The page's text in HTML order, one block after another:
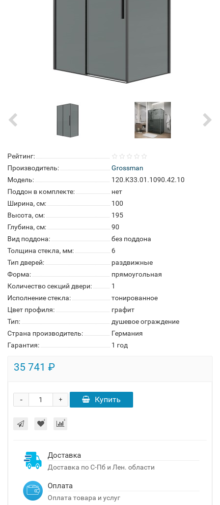
Рейтинг:
Производитель:
Grossman
Модель:
120.K33.01.1090.42.10
Поддон в комплекте:
нет
Ширина, см:
100
Высота, см:
195
Глубина, см:
90
Вид поддона:
без поддона
Толщина стекла, мм:
6
Тип дверей:
раздвижные
Форма:
прямоугольная
Количество секций двери:
1
Исполнение стекла:
тонированное
Цвет профиля:
графит
Тип:
душевое ограждение
Страна производитель:
Германия
Гарантия:
1 год
35 741 ₽
+
- Купить
Доставка
Доставка по С-Пб и Лен. области
Оплата
Оплата товара и услуг